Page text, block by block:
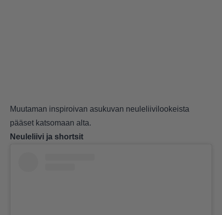
Muutaman inspiroivan asukuvan neuleliivilookeista
pääset katsomaan alta.
Neuleliivi ja shortsit